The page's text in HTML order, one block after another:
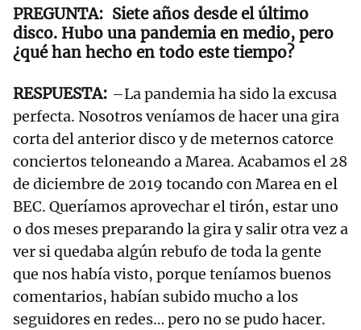
Siete años desde el último
disco. Hubo una pandemia en medio, pero
¿qué han hecho en todo este tiempo?
–La pandemia ha sido la excusa
perfecta. Nosotros veníamos de hacer una gira
corta del anterior disco y de meternos catorce
conciertos teloneando a Marea. Acabamos el 28
de diciembre de 2019 tocando con Marea en el
BEC. Queríamos aprovechar el tirón, estar uno
o dos meses preparando la gira y salir otra vez a
ver si quedaba algún rebufo de toda la gente
que nos había visto, porque teníamos buenos
comentarios, habían subido mucho a los
seguidores en redes… pero no se pudo hacer.